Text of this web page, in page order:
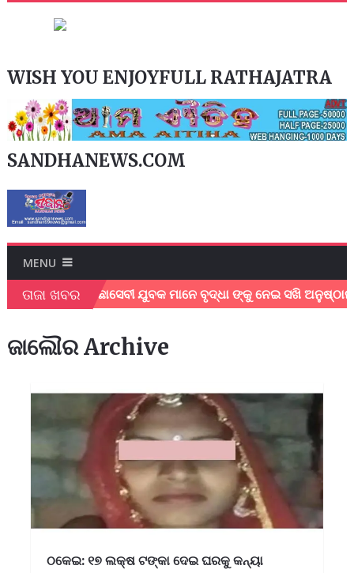
WISH YOU ENJOYFULL RATHAJATRA
SANDHANEWS.COM
MENU
ତାଜା ଖବର
ଓ ସ୍ବେଛାସେବୀ ଯୁବକ ମାନେ ବୃଦ୍ଧା ଙ୍କୁ ନେଇ ସଖି
ଜାଲୌର Archive
ଠକେଇ: ୧୭ ଲକ୍ଷ ଟଙ୍କା ଦେଇ ଘରକୁ କନ୍ୟା